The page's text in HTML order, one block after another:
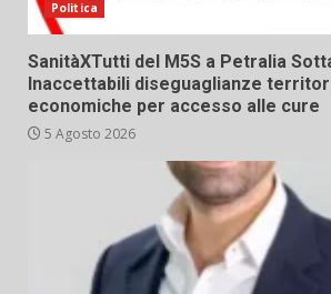
Politica
SanitàXTutti del M5S a Petralia
Inaccettabili diseguaglianze
economiche per accesso alle cure
5 Agosto 2026